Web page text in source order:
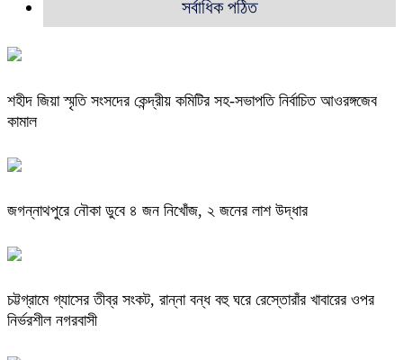
সর্বাধিক পঠিত
শহীদ জিয়া স্মৃতি সংসদের কেন্দ্রীয় কমিটির সহ-সভাপতি নির্বাচিত আওরঙ্গজেব
কামাল
জগন্নাথপুরে নৌকা ডুবে ৪ জন নিখোঁজ, ২ জনের লাশ উদ্ধার
চট্টগ্রামে গ্যাসের তীব্র সংকট, রান্না বন্ধ বহু ঘরে রেস্তোরাঁর খাবারের ওপর
নির্ভরশীল নগরবাসী